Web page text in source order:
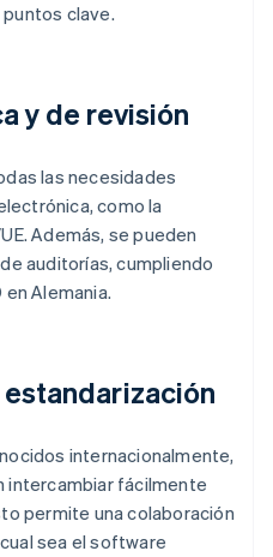
clave.
y de revisión
las necesidades
como la
Además, se pueden
auditorías, cumpliendo
Alemania.
internacionalmente,
intercambiar fácilmente
permite una colaboración
sea el software